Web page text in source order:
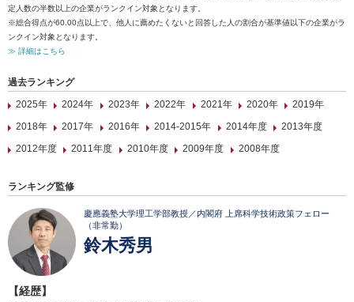
定人数の半数以上の企業がランクイン対象となります。
※総合得点が60.00点以上で、他人に薦めたくないと回答した人の割合が基準値以下の企業がラ
ンクイン対象となります。
≫ 詳細はこちら
過去ランキング
2025年
2024年 2023年 2022年 2021年 2020年
2019年
2018年
2017年 2016年 2014-2015年 2014年度
2013年度
2012年度
2011年度 2010年度 2009年度 2008年度
ランキング監修
慶應義塾大学理工学部教授／内閣府 上席科学技術政策フェロー
（非常勤）
鈴木秀男
【経歴】